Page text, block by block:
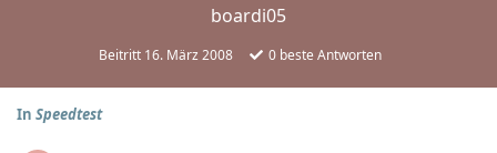
boardi05
Beitritt 16. März 2008 0 beste Antworten
In Speedtest